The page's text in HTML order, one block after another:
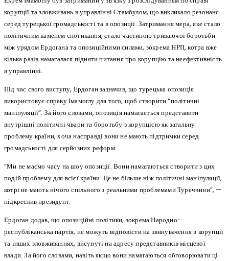
корупції та зловживань в управлінні Стамбулом, що викликало резонанс
серед турецької громадськості та в опозиції. Затримання мера, яке стало
політичним каменем спотикання, стало частиною триваючої боротьби
між урядом Ердогана та опозиційними силами, зокрема НРП, котра вже
кілька разів намагалася підняти питання про корупцію та неефективність
в управлінні.
Під час свого виступу, Ердоган зазначив, що турецька опозиція
використовує справу Імамоглу для того, щоб створити “політичні
маніпуляції”. За його словами, опозиція намагається представити
внутрішні політичні чвари та боротьбу з корупцією як загальну
проблему країни, хоча насправді вони не мають підтримки серед
громадськості для серйозних реформ.
“Ми не маємо часу на шоу опозиції. Вони намагаються створити з цих
подій проблему для всієї країни. Це не більше ніж політичні маніпуляції,
котрі не мають нічого спільного з реальними проблемами Туреччини”, —
підкреслив президент.
Ердоган додав, що опозиційні політики, зокрема Народно-
республіканська партія, не можуть відповісти на звинувачення в корупції
та інших зловживаннях, висунуті на адресу представників місцевої
влади. За його словами, навіть якщо вони намагаються обговорювати ці